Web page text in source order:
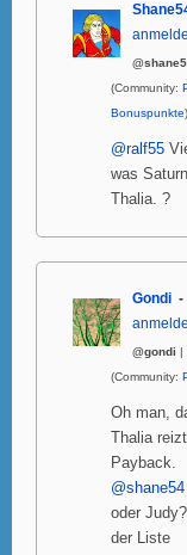
(Community:
Bonuspunkte)
@ralf55
was
Thalia. ?
Gondi
@gondi |
(Community:
Oh man,
Thalia
Payback.
@shane54
oder
der Liste